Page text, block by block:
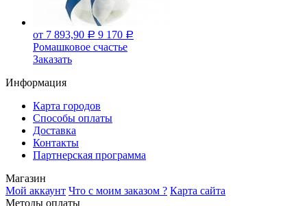
от 7 893,90 Р 9 170 Р
Ромашковое счастье
Заказать
Информация
Карта городов
Способы оплаты
Доставка
Контакты
Партнерская программа
Магазин
Мой аккаунт Что с моим заказом ? Карта сайта
Методы оплаты